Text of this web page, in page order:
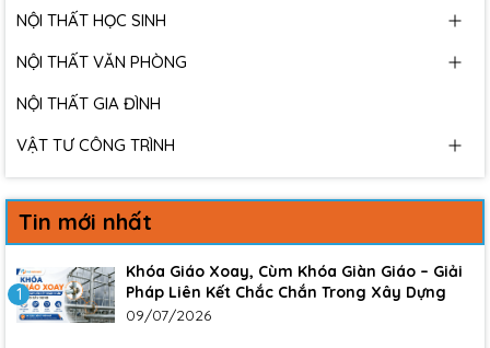
NỘI THẤT HỌC SINH
NỘI THẤT VĂN PHÒNG
NỘI THẤT GIA ĐÌNH
VẬT TƯ CÔNG TRÌNH
Tin mới nhất
1
Khóa Giáo Xoay, Cùm Khóa Giàn Giáo – Giải
Pháp Liên Kết Chắc Chắn Trong Xây Dựng
09/07/2026